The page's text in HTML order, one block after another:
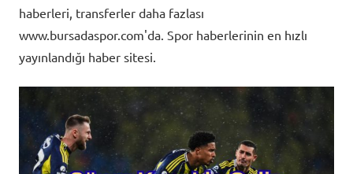
haberleri
burada
haberleri, transferler daha fazlası
www.bursadaspor.com'da. Spor haberlerinin en hızlı
yayınlandığı haber sitesi.